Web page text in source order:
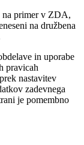
na primer v ZDA,
na družbena
in uporabe
pravicah
nastavitev
zadevnega
je pomembno